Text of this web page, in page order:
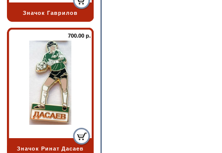
Значок Гаврилов
700.00 р.
Значок Ринат Дасаев